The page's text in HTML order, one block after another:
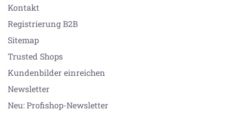
Kontakt
Registrierung B2B
Sitemap
Trusted Shops
Kundenbilder einreichen
Newsletter
Neu: Profishop-Newsletter